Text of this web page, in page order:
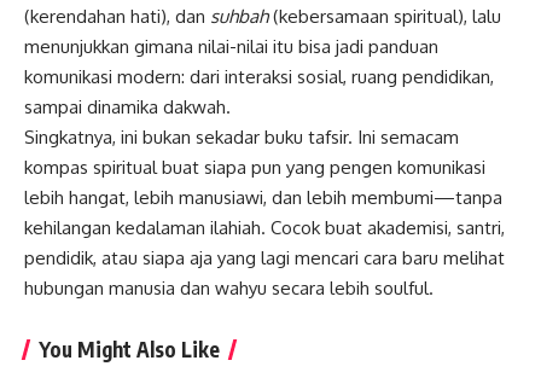
(kerendahan hati), dan suhbah(kebersamaan spiritual), lalu
menunjukkan gimana nilai-nilai itu bisa jadi panduan
komunikasi modern: dari interaksi sosial, ruang pendidikan,
sampai dinamika dakwah.
Singkatnya, ini bukan sekadar buku tafsir. Ini semacam
kompas spiritual buat siapa pun yang pengen komunikasi
lebih hangat, lebih manusiawi, dan lebih membumi—tanpa
kehilangan kedalaman ilahiah. Cocok buat akademisi, santri,
pendidik, atau siapa aja yang lagi mencari cara baru melihat
hubungan manusia dan wahyu secara lebih soulful.
You Might Also Like